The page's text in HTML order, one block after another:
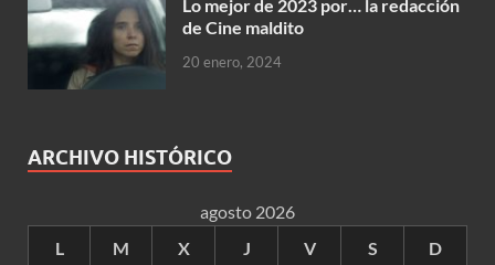
Lo mejor de 2023 por… la redacción
de Cine maldito
20 enero, 2024
ARCHIVO HISTÓRICO
agosto 2026
L
M X J V S D